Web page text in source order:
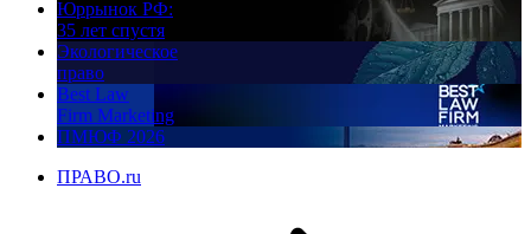
Юррынок РФ:
35 лет спустя
Экологическое
право
Best Law
Firm Marketing
ПМЮФ 2026
ПРАВО.ru